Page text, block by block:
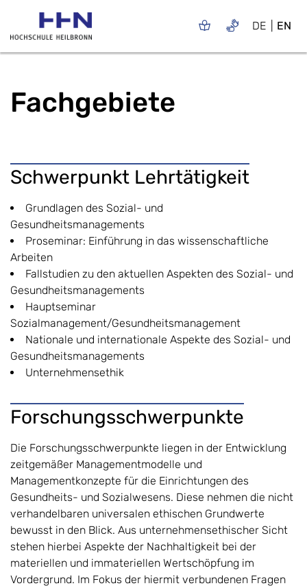
DE EN
Fachgebiete
Schwerpunkt Lehrtätigkeit
Grundlagen des Sozial- und
Gesundheitsmanagements
Proseminar: Einführung in das wissenschaftliche
Arbeiten
Fallstudien zu den aktuellen Aspekten des Sozial- und
Gesundheitsmanagements
Hauptseminar
Sozialmanagement/Gesundheitsmanagement
Nationale und internationale Aspekte des Sozial- und
Gesundheitsmanagements
Unternehmensethik
Forschungsschwerpunkte
Die Forschungsschwerpunkte liegen in der Entwicklung
zeitgemäßer Managementmodelle und
Managementkonzepte für die Einrichtungen des
Gesundheits- und Sozialwesens. Diese nehmen die nicht
verhandelbaren universalen ethischen Grundwerte
bewusst in den Blick. Aus unternehmensethischer Sicht
stehen hierbei Aspekte der Nachhaltigkeit bei der
materiellen und immateriellen Wertschöpfung im
Vordergrund. Im Fokus der hiermit verbundenen Fragen